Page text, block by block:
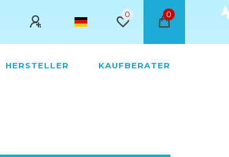
0 0
HERSTELLER KAUFBERATER